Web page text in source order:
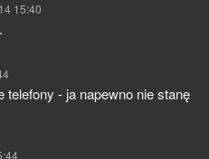
15:40
telefony - ja napewno nie stanę